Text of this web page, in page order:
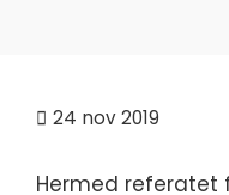
24 nov 2019
Hermed referatet